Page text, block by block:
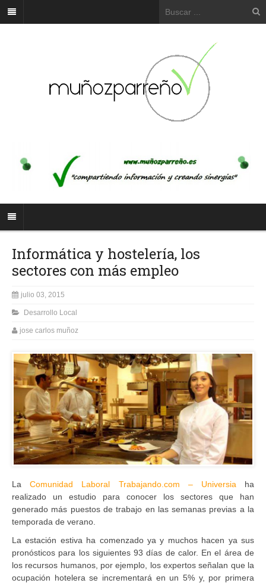
Informática y hostelería, los
sectores con más empleo
julio 03, 2015
Desarrollo Local
jose carlos muñoz
LaComunidad Laboral Trabajando.com – Universia ha
realizado un estudio para conocer los sectores que han
generado más puestos de trabajo en las semanas previas a la
temporada de verano.
La estación estiva ha comenzado ya y muchos hacen ya sus
pronósticos para los siguientes 93 días de calor. En el área de
los recursos humanos, por ejemplo, los expertos señalan que la
ocupación hotelera se incrementará en un 5% y, por primera